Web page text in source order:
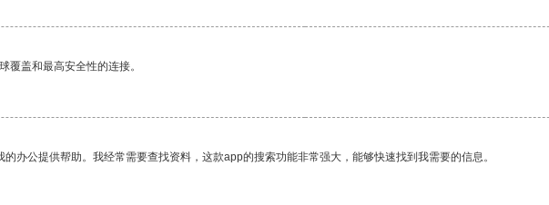
覆盖和最高安全性的连接。
办公提供帮助。我经常需要查找资料，这款app的搜索功能非常强大，能够快速找到我需要的信息。